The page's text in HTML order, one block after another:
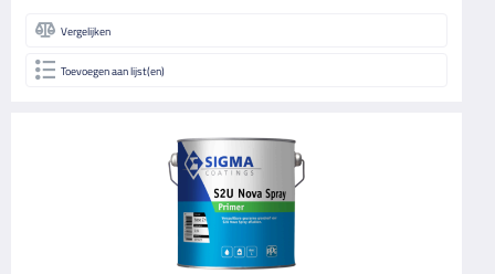
Vergelijken
Toevoegen aan lijst(en)